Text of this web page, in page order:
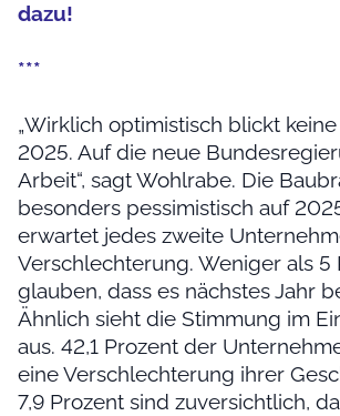
dazu!
***
„Wirklich optimistisch blickt
2025. Auf die neue
Arbeit“, sagt Wohlrabe. Die
besonders pessimistisch auf
erwartet jedes zweite
Verschlechterung. Weniger als 5
glauben, dass es nächstes Jahr
Ähnlich sieht die Stimmung im
aus. 42,1 Prozent der
eine Verschlechterung ihrer
7,9 Prozent sind zuversichtlich,